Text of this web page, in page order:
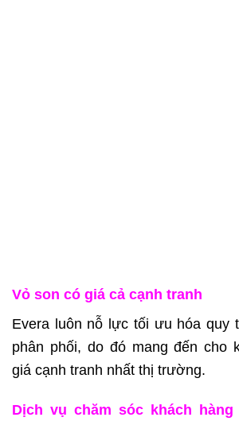
Vỏ son có giá cả cạnh tranh
Evera luôn nỗ lực tối ưu hóa quy
phân phối, do đó mang đến cho
giá cạnh tranh nhất thị trường.
Dịch vụ chăm sóc khách hàng